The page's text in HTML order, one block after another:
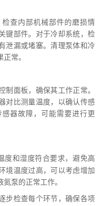
查内部机械部件的磨损情
键部件。对于冷却系统，检
泄漏或堵塞。清理泵体和冷
常。
面板，确保其工作正常。
对比测量温度，以确认传感
器故障，可能需要进行更
度和湿度符合要求，避免高
境温度过高，可以考虑增加
泵的正常工作。
检查每个环节，确保各项